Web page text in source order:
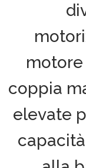
motore
coppia
elevate